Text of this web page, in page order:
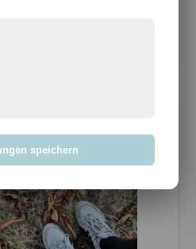
speichern